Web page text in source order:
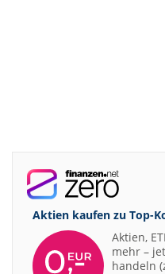
Aktien kaufen zu Top-
Aktien,
mehr –
handeln